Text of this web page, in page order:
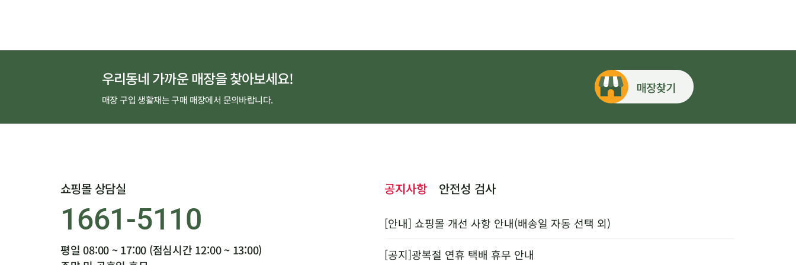
우리동네 가까운 매장을 찾아보세요!
매장 구입 생활재는 구매 매장에서 문의바랍니다.
쇼핑몰 상담실
1661-5110
평일 08:00 ~ 17:00 (점심시간 12:00 ~ 13:00)
공지사항 안전성 검사
[안내] 쇼핑몰 개선 사항 안내(배송일 자동 선택 외)
[공지]광복절 연휴 택배 휴무 안내